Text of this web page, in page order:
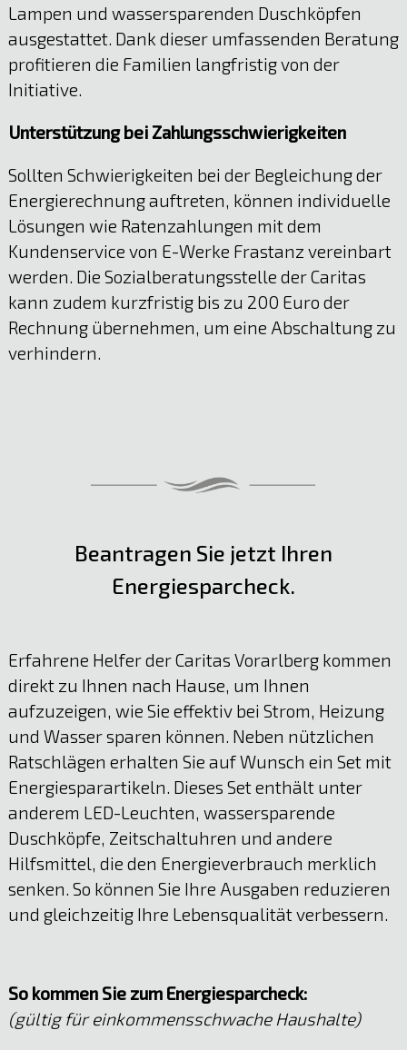
Lampen und wassersparenden Duschköpfen
ausgestattet. Dank dieser umfassenden Beratung
profitieren die Familien langfristig von der
Initiative.
Unterstützung bei Zahlungsschwierigkeiten
Sollten Schwierigkeiten bei der Begleichung der
Energierechnung auftreten, können individuelle
Lösungen wie Ratenzahlungen mit dem
Kundenservice von E-Werke Frastanz vereinbart
werden. Die Sozialberatungsstelle der Caritas
kann zudem kurzfristig bis zu 200 Euro der
Rechnung übernehmen, um eine Abschaltung zu
verhindern.
Beantragen Sie jetzt Ihren
Energiesparcheck.
Erfahrene Helfer der Caritas Vorarlberg kommen
direkt zu Ihnen nach Hause, um Ihnen
aufzuzeigen, wie Sie effektiv bei Strom, Heizung
und Wasser sparen können. Neben nützlichen
Ratschlägen erhalten Sie auf Wunsch ein Set mit
Energiesparartikeln. Dieses Set enthält unter
anderem LED-Leuchten, wassersparende
Duschköpfe, Zeitschaltuhren und andere
Hilfsmittel, die den Energieverbrauch merklich
senken. So können Sie Ihre Ausgaben reduzieren
und gleichzeitig Ihre Lebensqualität verbessern.
So kommen Sie zum Energiesparcheck:
(gültig für einkommensschwache Haushalte)